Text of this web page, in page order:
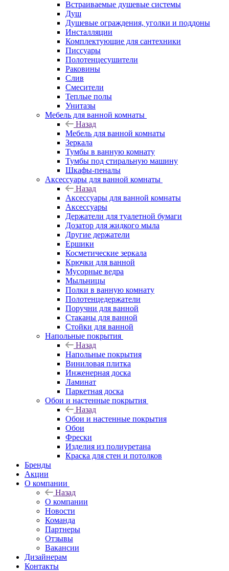
Встраиваемые душевые системы
Душ
Душевые ограждения, уголки и поддоны
Инсталляции
Комплектующие для сантехники
Писсуары
Полотенцесушители
Раковины
Слив
Смесители
Теплые полы
Унитазы
Мебель для ванной комнаты
Назад
Мебель для ванной комнаты
Зеркала
Тумбы в ванную комнату
Тумбы под стиральную машину
Шкафы-пеналы
Аксессуары для ванной комнаты
Назад
Аксессуары для ванной комнаты
Аксессуары
Держатели для туалетной бумаги
Дозатор для жидкого мыла
Другие держатели
Ершики
Косметические зеркала
Крючки для ванной
Мусорные ведра
Мыльницы
Полки в ванную комнату
Полотенцедержатели
Поручни для ванной
Стаканы для ванной
Стойки для ванной
Напольные покрытия
Назад
Напольные покрытия
Виниловая плитка
Инженерная доска
Ламинат
Паркетная доска
Обои и настенные покрытия
Назад
Обои и настенные покрытия
Обои
Фрески
Изделия из полиуретана
Краска для стен и потолков
Бренды
Акции
О компании
Назад
О компании
Новости
Команда
Партнеры
Отзывы
Вакансии
Дизайнерам
Контакты